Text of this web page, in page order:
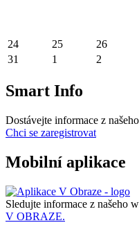
24 25 26
31
1 2
Smart Info
Dostávejte informace z
Chci se zaregistrovat
Mobilní aplikace
Sledujte informace z našeho
V OBRAZE.